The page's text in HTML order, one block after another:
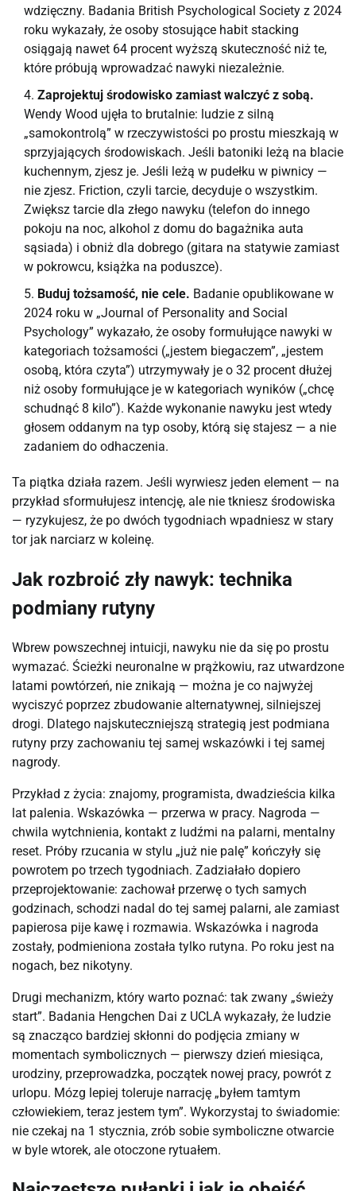
wdzięczny. Badania British Psychological Society z 2024
roku wykazały, że osoby stosujące habit stacking
osiągają nawet 64 procent wyższą skuteczność niż te,
które próbują wprowadzać nawyki niezależnie.
Zaprojektuj środowisko zamiast walczyć z sobą.
Wendy Wood ujęła to brutalnie: ludzie z silną
„samokontrolą” w rzeczywistości po prostu mieszkają w
sprzyjających środowiskach. Jeśli batoniki leżą na blacie
kuchennym, zjesz je. Jeśli leżą w pudełku w piwnicy —
nie zjesz. Friction, czyli tarcie, decyduje o wszystkim.
Zwiększ tarcie dla złego nawyku (telefon do innego
pokoju na noc, alkohol z domu do bagażnika auta
sąsiada) i obniż dla dobrego (gitara na statywie zamiast
w pokrowcu, książka na poduszce).
Buduj tożsamość, nie cele. Badanie opublikowane w
2024 roku w „Journal of Personality and Social
Psychology” wykazało, że osoby formułujące nawyki w
kategoriach tożsamości („jestem biegaczem”, „jestem
osobą, która czyta”) utrzymywały je o 32 procent dłużej
niż osoby formułujące je w kategoriach wyników („chcę
schudnąć 8 kilo”). Każde wykonanie nawyku jest wtedy
głosem oddanym na typ osoby, którą się stajesz — a nie
zadaniem do odhaczenia.
Ta piątka działa razem. Jeśli wyrwiesz jeden element — na
przykład sformułujesz intencję, ale nie tkniesz środowiska
— ryzykujesz, że po dwóch tygodniach wpadniesz w stary
tor jak narciarz w koleinę.
Jak rozbroić zły nawyk: technika
podmiany rutyny
Wbrew powszechnej intuicji, nawyku nie da się po prostu
wymazać. Ścieżki neuronalne w prążkowiu, raz utwardzone
latami powtórzeń, nie znikają — można je co najwyżej
wyciszyć poprzez zbudowanie alternatywnej, silniejszej
drogi. Dlatego najskuteczniejszą strategią jest podmiana
rutyny przy zachowaniu tej samej wskazówki i tej samej
nagrody.
Przykład z życia: znajomy, programista, dwadzieścia kilka
lat palenia. Wskazówka — przerwa w pracy. Nagroda —
chwila wytchnienia, kontakt z ludźmi na palarni, mentalny
reset. Próby rzucania w stylu „już nie palę” kończyły się
powrotem po trzech tygodniach. Zadziałało dopiero
przeprojektowanie: zachował przerwę o tych samych
godzinach, schodzi nadal do tej samej palarni, ale zamiast
papierosa pije kawę i rozmawia. Wskazówka i nagroda
zostały, podmieniona została tylko rutyna. Po roku jest na
nogach, bez nikotyny.
Drugi mechanizm, który warto poznać: tak zwany „świeży
start”. Badania Hengchen Dai z UCLA wykazały, że ludzie
są znacząco bardziej skłonni do podjęcia zmiany w
momentach symbolicznych — pierwszy dzień miesiąca,
urodziny, przeprowadzka, początek nowej pracy, powrót z
urlopu. Mózg lepiej toleruje narrację „byłem tamtym
człowiekiem, teraz jestem tym”. Wykorzystaj to świadomie:
nie czekaj na 1 stycznia, zrób sobie symboliczne otwarcie
w byle wtorek, ale otoczone rytuałem.